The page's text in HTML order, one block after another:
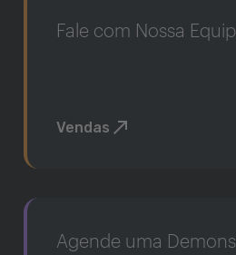
Fale com Nossa
Vendas
Agende uma